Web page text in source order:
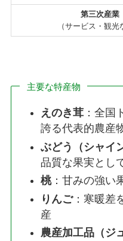
第三次産業
（サービス・観光
主要な特産物
えのき茸 ：全国
誇る代表的農産
ぶどう（シャイ
品質な果実とし
桃：甘みの強い
りんご：寒暖差
産
農産加工品（ジ